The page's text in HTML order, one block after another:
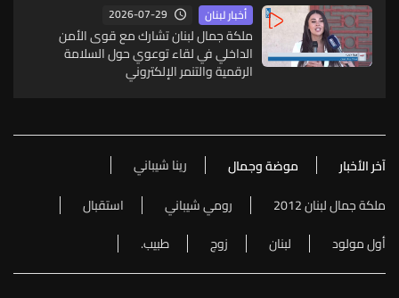
أخبار لبنان 2026-07-29
ملكة جمال لبنان تشارك مع قوى الأمن
الداخلي في لقاء توعوي حول السلامة
الرقمية والتنمر الإلكتروني
آخر الأخبار موضة وجمال
رينا شيباني
ملكة جمال لبنان 2012
رومي شيباني
استقبال
أول مولود
لبنان زوج طبيب.